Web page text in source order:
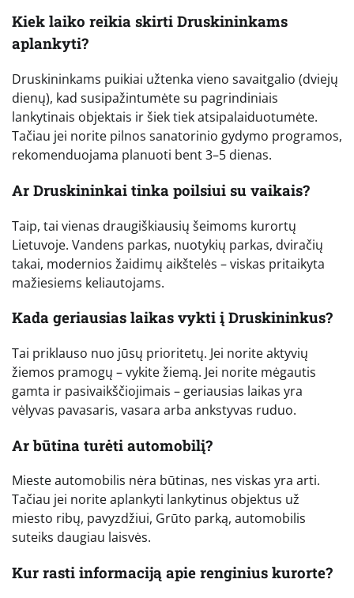
Kiek laiko reikia skirti Druskininkams
aplankyti?
Druskininkams puikiai užtenka vieno savaitgalio (dviejų
dienų), kad susipažintumėte su pagrindiniais
lankytinais objektais ir šiek tiek atsipalaiduotumėte.
Tačiau jei norite pilnos sanatorinio gydymo programos,
rekomenduojama planuoti bent 3–5 dienas.
Ar Druskininkai tinka poilsiui su vaikais?
Taip, tai vienas draugiškiausių šeimoms kurortų
Lietuvoje. Vandens parkas, nuotykių parkas, dviračių
takai, modernios žaidimų aikštelės – viskas pritaikyta
mažiesiems keliautojams.
Kada geriausias laikas vykti į Druskininkus?
Tai priklauso nuo jūsų prioritetų. Jei norite aktyvių
žiemos pramogų – vykite žiemą. Jei norite mėgautis
gamta ir pasivaikščiojimais – geriausias laikas yra
vėlyvas pavasaris, vasara arba ankstyvas ruduo.
Ar būtina turėti automobilį?
Mieste automobilis nėra būtinas, nes viskas yra arti.
Tačiau jei norite aplankyti lankytinus objektus už
miesto ribų, pavyzdžiui, Grūto parką, automobilis
suteiks daugiau laisvės.
Kur rasti informaciją apie renginius kurorte?